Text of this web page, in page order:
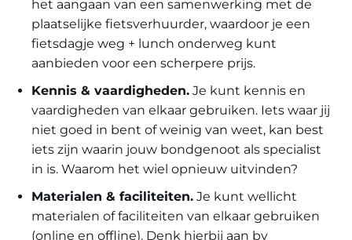
het aangaan van een samenwerking met de
plaatselijke fietsverhuurder, waardoor je een
fietsdagje weg + lunch onderweg kunt
aanbieden voor een scherpere prijs.
Kennis & vaardigheden. Je kunt kennis en
vaardigheden van elkaar gebruiken. Iets waar jij
niet goed in bent of weinig van weet, kan best
iets zijn waarin jouw bondgenoot als specialist
in is. Waarom het wiel opnieuw uitvinden?
Materialen & faciliteiten. Je kunt wellicht
materialen of faciliteiten van elkaar gebruiken
(online en offline). Denk hierbij aan bv